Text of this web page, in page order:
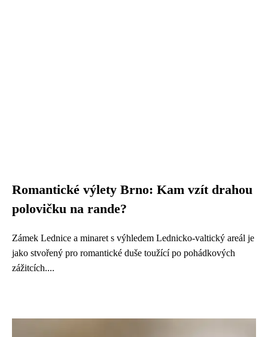
Romantické výlety Brno: Kam vzít drahou
polovičku na rande?
Zámek Lednice a minaret s výhledem Lednicko-valtický areál je
jako stvořený pro romantické duše toužící po pohádkových
zážitcích....